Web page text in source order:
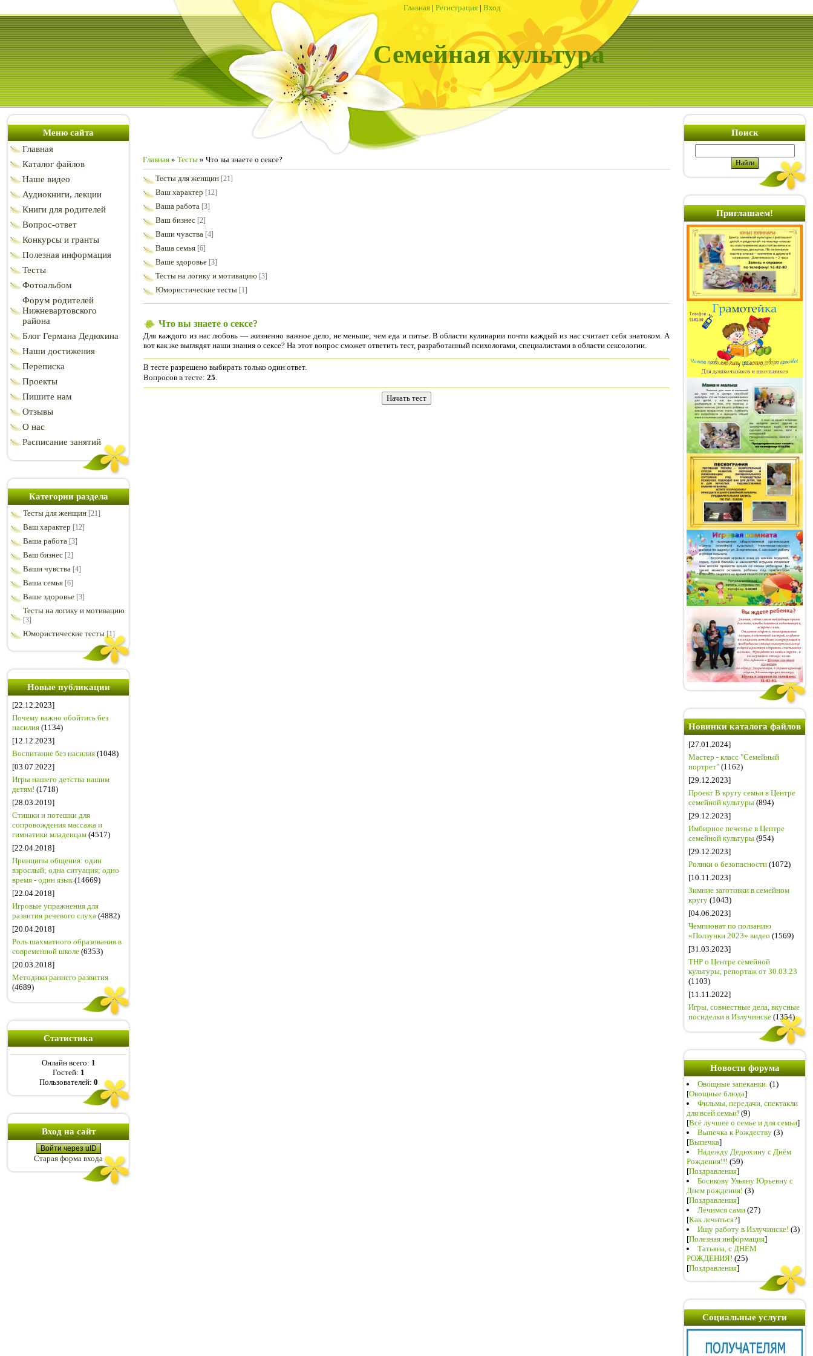
Главная | Регистрация | Вход
Семейная культура
Меню сайта
Главная
Каталог файлов
Наше видео
Аудиокниги, лекции
Книги для родителей
Вопрос-ответ
Конкурсы и гранты
Полезная информация
Тесты
Фотоальбом
Форум родителей
Нижневартовского
района
Блог Германа Дедюхина
Наши достижения
Переписка
Проекты
Пишите нам
Отзывы
О нас
Расписание занятий
Категории раздела
Тесты для женщин [21]
Ваш характер [12]
Ваша работа [3]
Ваш бизнес [2]
Ваши чувства [4]
Ваша семья [6]
Ваше здоровье [3]
Тесты на логику и мотивацию
[3]
Юмористические тесты [1]
Новые публикации
[22.12.2023]
Почему важно обойтись без
насилия (1134)
[12.12.2023]
Воспитание без насилия (1048)
[03.07.2022]
Игры нашего детства нашим
детям! (1718)
[28.03.2019]
Стишки и потешки для
сопровождения массажа и
гимнатики младенцам (4517)
[22.04.2018]
Принципы общения: один
взрослый; одна ситуация; одно
время - один язык(14669)
[22.04.2018]
Игровые упражнения для
развития речевого слуха (4882)
[20.04.2018]
Роль шахматного образования в
современной школе (6353)
[20.03.2018]
Методики раннего развития
(4689)
Статистика
Онлайн всего: 1
Гостей: 1
Пользователей: 0
Вход на сайт
Войти через uID
Старая форма входа
Главная » Тесты » Что вы знаете о сексе?
Тесты для женщин [21]
Ваш характер [12]
Ваша работа [3]
Ваш бизнес [2]
Ваши чувства [4]
Ваша семья [6]
Ваше здоровье [3]
Тесты на логику и мотивацию [3]
Юмористические тесты [1]
Что вы знаете о сексе?
Для каждого из нас любовь — жизненно важное дело, не меньше, чем еда и питье. В области кулинарии почти каждый из нас считает себя знатоком. А
вот как же выглядят наши знания о сексе? На этот вопрос сможет ответить тест, разработанный психологами, специалистами в области сексологии.
В тесте разрешено выбирать только один ответ.
Вопросов в тесте: 25
Поиск
Приглашаем!
Новинки каталога файлов
[27.01.2024]
Мастер - класс "Семейный
портрет" (1162)
[29.12.2023]
Проект В кругу семьи в Центре
семейной культуры (894)
[29.12.2023]
Имбирное печенье в Центре
семейной культуры (954)
[29.12.2023]
Ролики о безопасности (1072)
[10.11.2023]
Зимние заготовки в семейном
кругу (1043)
[04.06.2023]
Чемпионат по ползанию
«Ползунки 2023» видео (1569)
[31.03.2023]
ТНР о Центре семейной
культуры, репортаж от 30.03.23
(1103)
[11.11.2022]
Игры, совместные дела, вкусные
посиделки в Излучинске (1354)
Новости форума
Овощные запеканки. (1)
[Овощные блюда]
Фильмы, передачи, спектакли
для всей семьи! (9)
[Всё лучшее о семье и для семьи]
Выпечка к Рождеству (3)
[Выпечка]
Надежду Дедюхину с Днём
Рождения!!! (59)
[Поздравления]
Босикову Ульяну Юрьевну с
Днем рождения! (3)
[Поздравления]
Лечимся сами (27)
[Как лечиться?]
Ищу работу в Излучинске! (3)
[Полезная информация]
Татьяна, с ДНЁМ
РОЖДЕНИЯ! (25)
[Поздравления]
Социальные услуги